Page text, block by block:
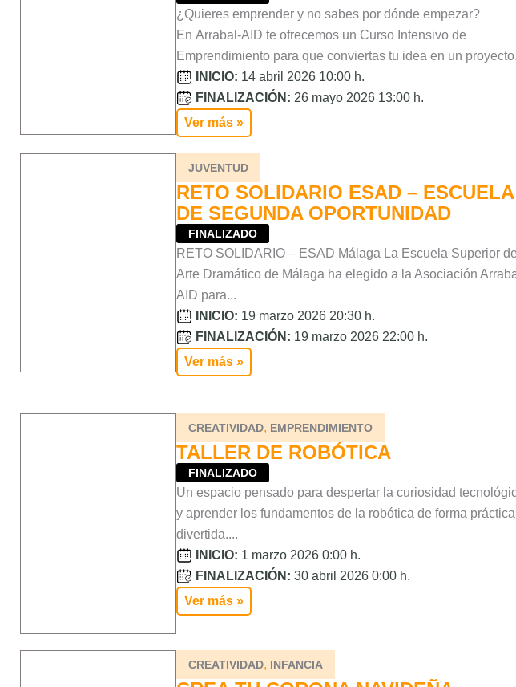
¿Quieres emprender y no sabes por dónde empezar?
En Arrabal-AID te ofrecemos un Curso Intensivo de
Emprendimiento para que conviertas tu idea en un
INICIO: 14 abril 2026 10:00 h.
FINALIZACIÓN: 26 mayo 2026 13:00 h.
Ver más »
JUVENTUD
RETO SOLIDARIO ESAD – ESCUELA
DE SEGUNDA OPORTUNIDAD
FINALIZADO
RETO SOLIDARIO – ESAD Málaga La Escuela Superior de
Arte Dramático de Málaga ha elegido a la Asociación
AID para...
INICIO: 19 marzo 2026 20:30 h.
FINALIZACIÓN: 19 marzo 2026 22:00 h.
Ver más »
CREATIVIDAD, EMPRENDIMIENTO
TALLER DE ROBÓTICA
FINALIZADO
Un espacio pensado para despertar la curiosidad
y aprender los fundamentos de la robótica de forma
divertida....
INICIO: 1 marzo 2026 0:00 h.
FINALIZACIÓN: 30 abril 2026 0:00 h.
Ver más »
CREATIVIDAD, INFANCIA